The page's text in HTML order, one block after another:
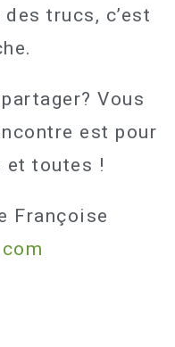
trucs, c’est
Vous
est pour
et toutes !
Françoise